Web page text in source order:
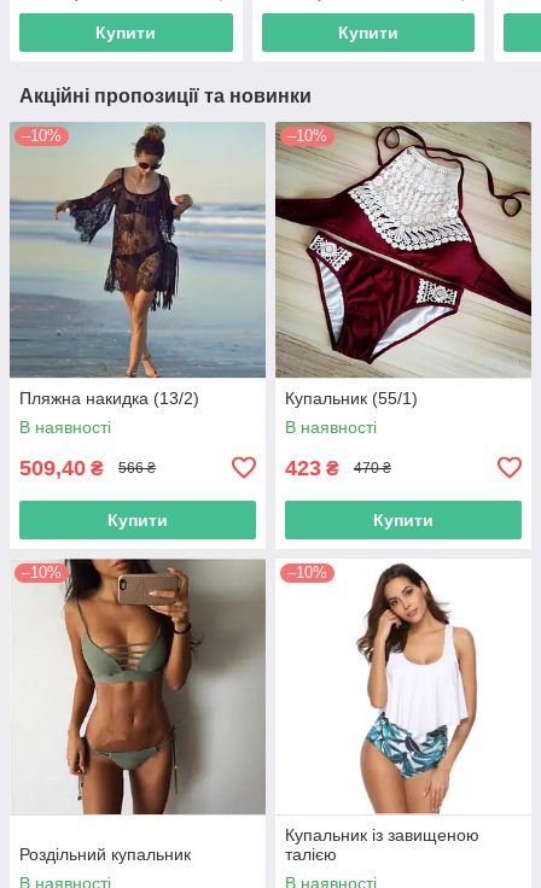
Купити Купити
Акційні пропозиції та новинки
–10%
Пляжна накидка (13/2)
В наявності
509,40 ₴ 566 ₴
Купити
–10%
Купальник (55/1)
В наявності
423 ₴ 470 ₴
Купити
–10%
Роздільний купальник
В наявності
–10%
Купальник із завищеною
талією
В наявності